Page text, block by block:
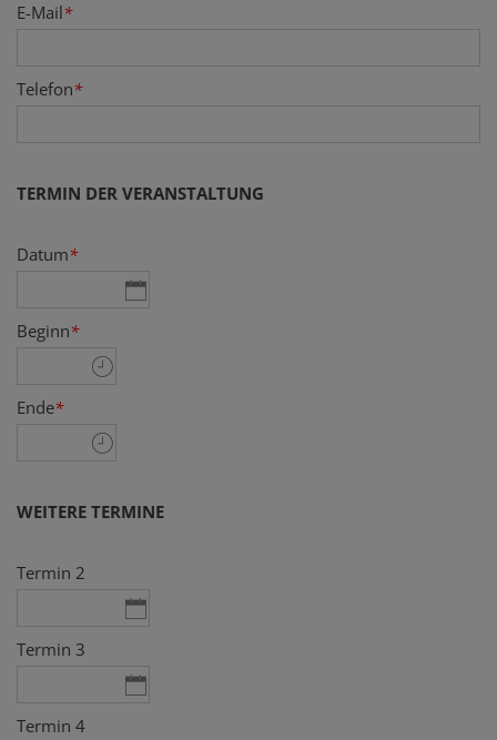
E-Mail*
Telefon*
TERMIN DER VERANSTALTUNG
Datum*
Beginn*
Ende*
WEITERE TERMINE
Termin 2
Termin 3
Termin 4